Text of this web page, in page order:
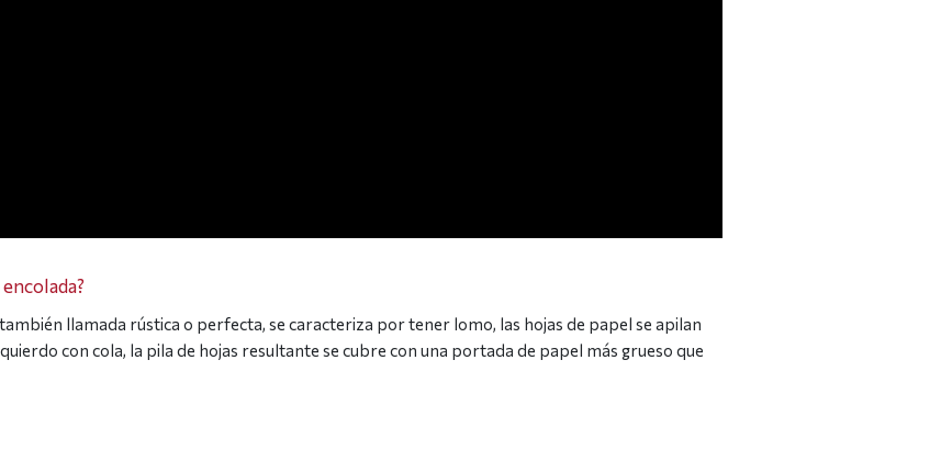
llamada rústica o perfecta, se caracteriza por tener lomo, las hojas de papel se apilan
con cola, la pila de hojas resultante se cubre con una portada de papel más grueso que